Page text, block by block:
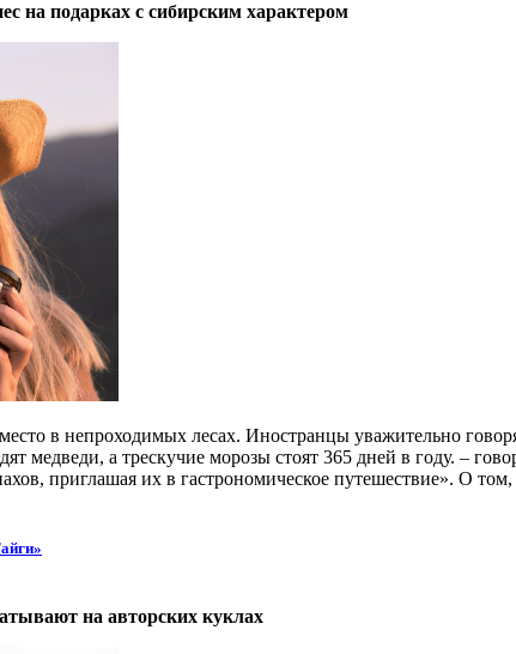
на подарках с сибирским характером
в непроходимых лесах. Иностранцы уважительно
медведи, а трескучие морозы стоят 365 дней в году. –
приглашая их в гастрономическое путешествие». О
на авторских куклах